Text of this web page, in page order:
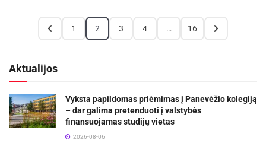
1 2 3 4 … 16
Aktualijos
Vyksta papildomas priėmimas į Panevėžio kolegiją
– dar galima pretenduoti į valstybės
finansuojamas studijų vietas
2026-08-06